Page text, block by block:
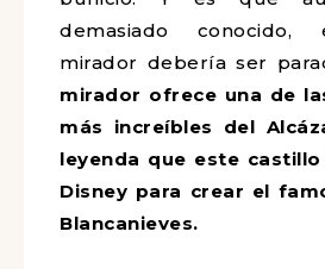
demasiado conocido,
mirador debería ser
mirador ofrece una de
más increíbles del
leyenda que este
Disney para crear el
Blancanieves.